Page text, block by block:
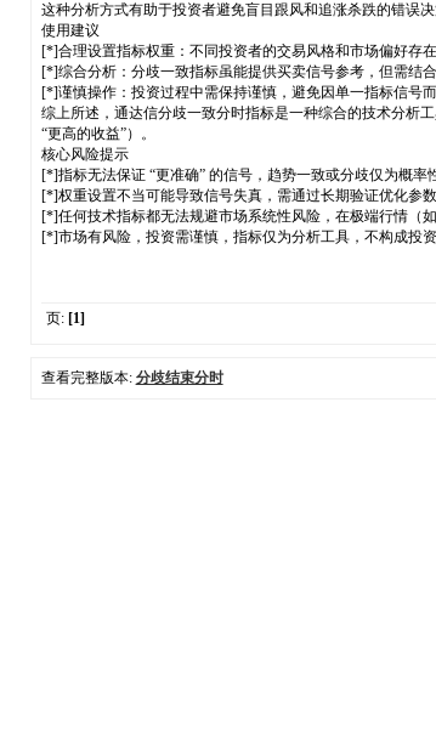
这种分析方式有助于投资者避免盲目跟风和追涨杀跌的错误
使用建议
[*]合理设置指标权重：不同投资者的交易风格和市场偏好存
[*]综合分析：分歧一致指标虽能提供买卖信号参考，但需结
[*]谨慎操作：投资过程中需保持谨慎，避免因单一指标信号而
综上所述，通达信分歧一致分时指标是一种综合的技术分析
“更高的收益”）。
核心风险提示
[*]指标无法保证 “更准确” 的信号，趋势一致或分歧仅为概率
[*]权重设置不当可能导致信号失真，需通过长期验证优化参
[*]任何技术指标都无法规避市场系统性风险，在极端行情（
[*]市场有风险，投资需谨慎，指标仅为分析工具，不构成投
页: [1]
查看完整版本: 分歧结束分时